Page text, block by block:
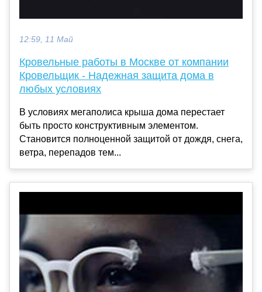
12:59, 11 Май
Кровельные работы в Москве от компании
Кровельщик - Надежная защита дома в
любых условиях
В условиях мегаполиса крыша дома перестает
быть просто конструктивным элементом.
Становится полноценной защитой от дождя, снега,
ветра, перепадов тем...